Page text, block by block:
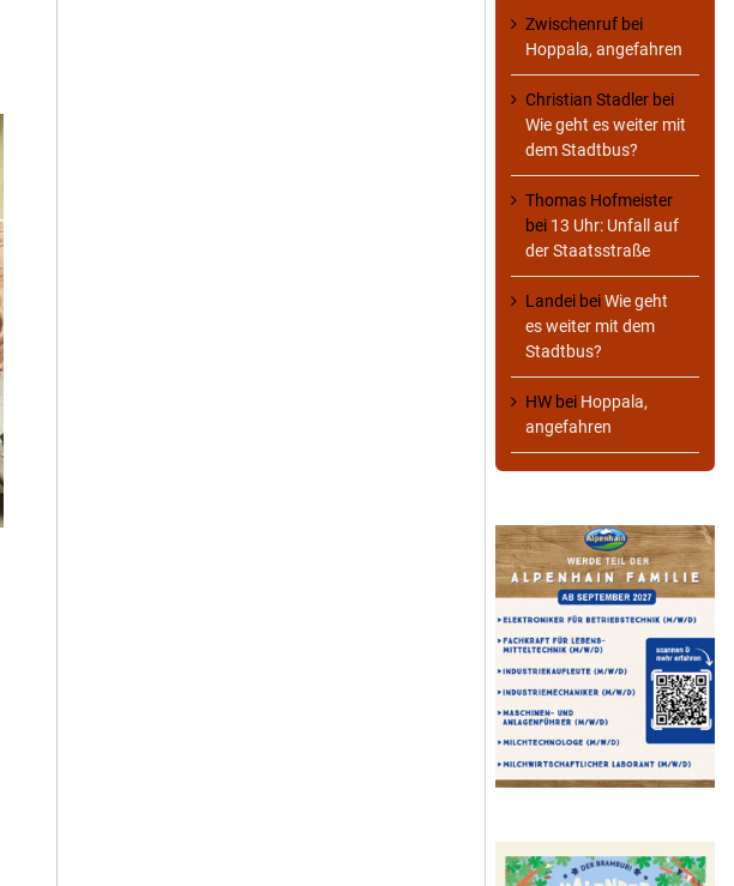
Zwischenruf bei
Hoppala, angefahren
Christian Stadler bei
Wie geht es weiter mit
dem Stadtbus?
Thomas Hofmeister
bei 13 Uhr: Unfall auf
der Staatsstraße
Landei beiWie geht
es weiter mit dem
Stadtbus?
HW bei Hoppala,
angefahren